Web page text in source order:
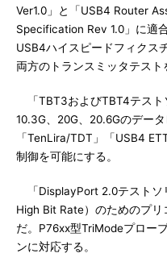
Ver1.0」と「USB4 Router
Specification Rev 1.0」に適
USB4ハイスピードフィクス
両方のトランスミッタテスト
「TBT3およびTBT4テスト
10.3G、20G、20.6Gのデータ
「TenLira/TDT」「USB4
制御を可能にする。
「DisplayPort 2.0テストソ
High Bit Rate）のためのプ
だ。P76xx型TriModeプロー
ンに対応する。